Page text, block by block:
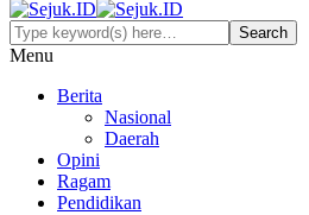
Menu
Berita
Nasional
Daerah
Opini
Ragam
Pendidikan